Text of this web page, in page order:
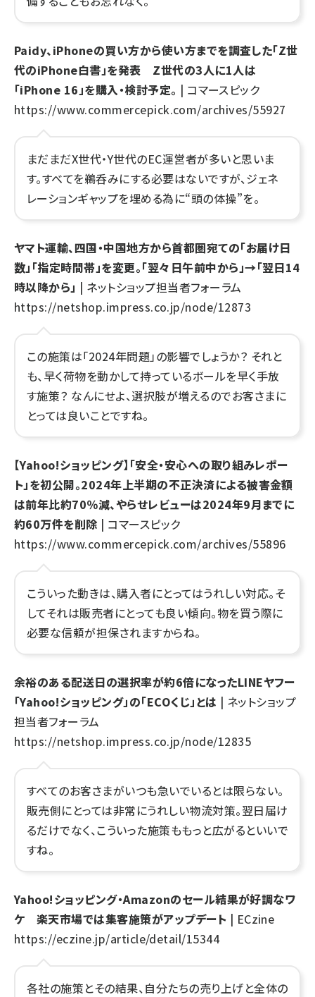
Paidy、iPhoneの買い方から使い方までを調査した「Z世
代のiPhone白書」を発表 Z世代の3人に1人は
「iPhone 16」を購入・検討予定。 | コマースピック
https://www.commercepick.com/archives/55927
まだまだX世代・Y世代のEC運営者が多いと思いま
す。すべてを鵜呑みにする必要はないですが、ジェネ
レーションギャップを埋める為に“頭の体操”を。
ヤマト運輸、四国・中国地方から首都圏宛ての「お届け日
数」「指定時間帯」を変更。「翌々日午前中から」→「翌日14
時以降から」 | ネットショップ担当者フォーラム
https://netshop.impress.co.jp/node/12873
この施策は「2024年問題」の影響でしょうか？ それと
も、早く荷物を動かして持っているボールを早く手放
す施策？ なんにせよ、選択肢が増えるのでお客さまに
とっては良いことですね。
【Yahoo!ショッピング】「安全・安心への取り組みレポー
ト」を初公開。2024年上半期の不正決済による被害金額
は前年比約70％減、やらせレビューは2024年9月までに
約60万件を削除 | コマースピック
https://www.commercepick.com/archives/55896
こういった動きは、購入者にとってはうれしい対応。そ
してそれは販売者にとっても良い傾向。物を買う際に
必要な信頼が担保されますからね。
余裕のある配送日の選択率が約6倍になったLINEヤフー
「Yahoo!ショッピング」の「ECOくじ」とは | ネットショップ
担当者フォーラム
https://netshop.impress.co.jp/node/12835
すべてのお客さまがいつも急いでいるとは限らない。
販売側にとっては非常にうれしい物流対策。翌日届け
るだけでなく、こういった施策ももっと広がるといいで
すね。
Yahoo!ショッピング・Amazonのセール結果が好調なワ
ケ 楽天市場では集客施策がアップデート | ECzine
https://eczine.jp/article/detail/15344
各社の施策とその結果、自分たちの売り上げと全体の